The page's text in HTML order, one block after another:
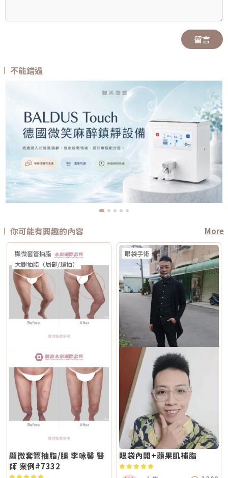
留言
不能錯過
你可能有興趣的內容 More
顯微套管抽脂
大腿抽脂（局部/環抽）
顯微套管抽脂/腿 李咏馨 醫
師 案例#7332
眼袋手術
眼袋內開+蘋果肌補脂